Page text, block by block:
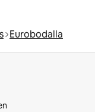
Eurobodalla